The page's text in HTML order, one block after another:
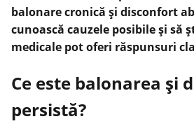
balonare cronică şi disconfort
cunoască cauzele posibile și să
medicale pot oferi răspunsuri
Ce este balonarea și
persistă?